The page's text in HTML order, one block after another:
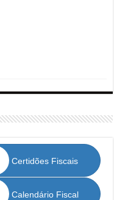
Certidões Fiscais
Calendário Fiscal